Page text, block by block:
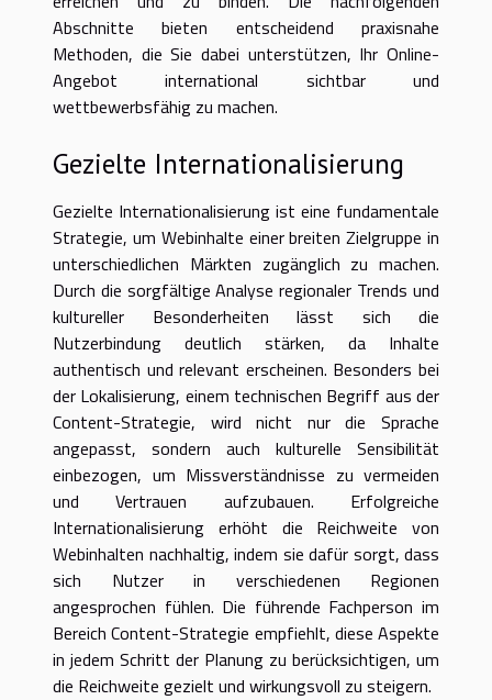
Abschnitte bieten entscheidend praxisnahe
Methoden, die Sie dabei unterstützen, Ihr Online-
Angebot international sichtbar und
wettbewerbsfähig zu machen.
Gezielte Internationalisierung
Gezielte Internationalisierung ist eine fundamentale
Strategie, um Webinhalte einer breiten Zielgruppe in
unterschiedlichen Märkten zugänglich zu machen.
Durch die sorgfältige Analyse regionaler Trends und
kultureller Besonderheiten lässt sich die
Nutzerbindung deutlich stärken, da Inhalte
authentisch und relevant erscheinen. Besonders bei
der Lokalisierung, einem technischen Begriff aus der
Content-Strategie, wird nicht nur die Sprache
angepasst, sondern auch kulturelle Sensibilität
einbezogen, um Missverständnisse zu vermeiden
und Vertrauen aufzubauen. Erfolgreiche
Internationalisierung erhöht die Reichweite von
Webinhalten nachhaltig, indem sie dafür sorgt, dass
sich Nutzer in verschiedenen Regionen
angesprochen fühlen. Die führende Fachperson im
Bereich Content-Strategie empfiehlt, diese Aspekte
in jedem Schritt der Planung zu berücksichtigen, um
die Reichweite gezielt und wirkungsvoll zu steigern.